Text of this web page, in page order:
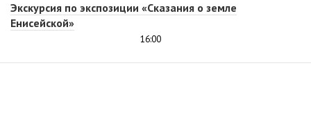
Экскурсия по экспозиции «Сказания о земле
Енисейской»
16:00